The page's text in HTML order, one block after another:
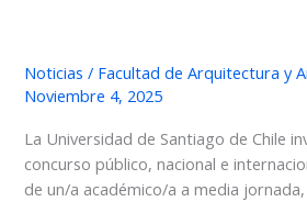
Noticias / Facultad de Arquitectura y
Noviembre 4, 2025
La Universidad de Santiago de Chile
concurso público, nacional e
de un/a académico/a a media